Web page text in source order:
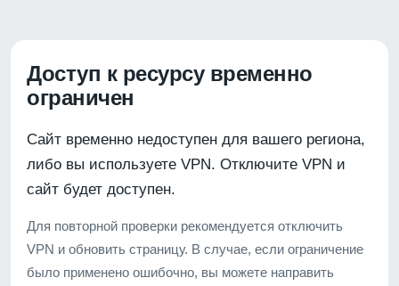
Доступ к ресурсу временно
ограничен
Сайт временно недоступен для вашего региона,
либо вы используете VPN. Отключите VPN и
сайт будет доступен.
Для повторной проверки рекомендуется отключить
VPN и обновить страницу. В случае, если ограничение
было применено ошибочно, вы можете направить